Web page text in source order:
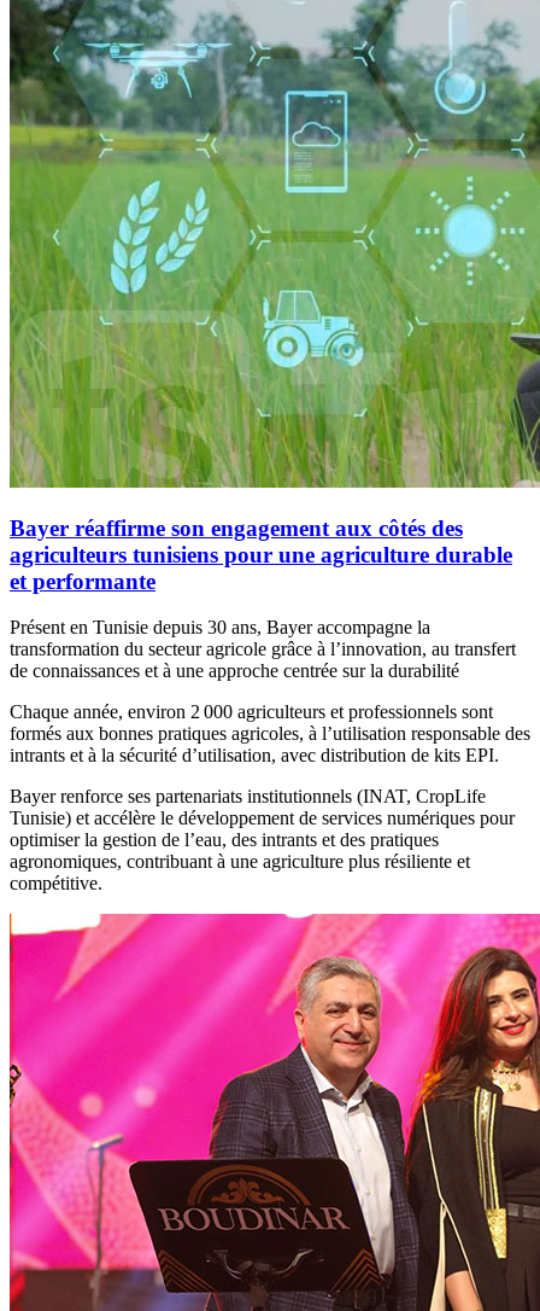
Bayer réaffirme son engagement aux côtés des
agriculteurs tunisiens pour une agriculture durable
et performante
Présent en Tunisie depuis 30 ans, Bayer accompagne la
transformation du secteur agricole grâce à l’innovation, au transfert
de connaissances et à une approche centrée sur la durabilité
Chaque année, environ 2 000 agriculteurs et professionnels sont
formés aux bonnes pratiques agricoles, à l’utilisation responsable des
intrants et à la sécurité d’utilisation, avec distribution de kits EPI.
Bayer renforce ses partenariats institutionnels (INAT, CropLife
Tunisie) et accélère le développement de services numériques pour
optimiser la gestion de l’eau, des intrants et des pratiques
agronomiques, contribuant à une agriculture plus résiliente et
compétitive.